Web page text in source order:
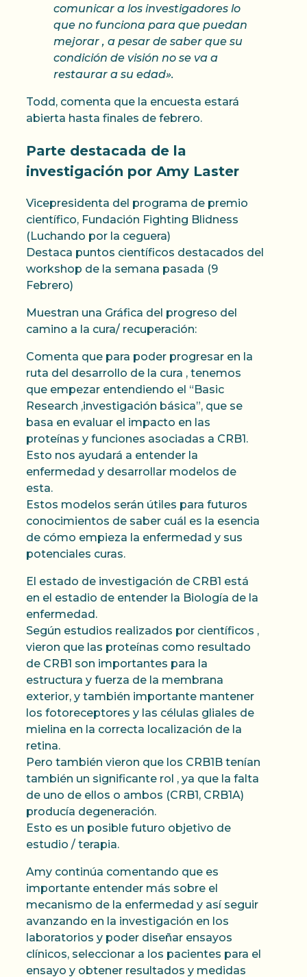
comunicar a los investigadores lo
que no funciona para que puedan
mejorar , a pesar de saber que su
condición de visión no se va a
restaurar a su edad».
Todd, comenta que la encuesta estará
abierta hasta finales de febrero.
Parte destacada de la
investigación por Amy Laster
Vicepresidenta del programa de premio
científico, Fundación Fighting Blidness
(Luchando por la ceguera)
Destaca puntos científicos destacados del
workshop de la semana pasada (9
Febrero)
Muestran una Gráfica del progreso del
camino a la cura/ recuperación:
Comenta que para poder progresar en la
ruta del desarrollo de la cura , tenemos
que empezar entendiendo el “Basic
Research ,investigación básica”, que se
basa en evaluar el impacto en las
proteínas y funciones asociadas a CRB1.
Esto nos ayudará a entender la
enfermedad y desarrollar modelos de
esta.
Estos modelos serán útiles para futuros
conocimientos de saber cuál es la esencia
de cómo empieza la enfermedad y sus
potenciales curas.
El estado de investigación de CRB1 está
en el estadio de entender la Biología de la
enfermedad.
Según estudios realizados por científicos ,
vieron que las proteínas como resultado
de CRB1 son importantes para la
estructura y fuerza de la membrana
exterior, y también importante mantener
los fotoreceptores y las células gliales de
mielina en la correcta localización de la
retina.
Pero también vieron que los CRB1B tenían
también un significante rol , ya que la falta
de uno de ellos o ambos (CRB1, CRB1A)
producía degeneración.
Esto es un posible futuro objetivo de
estudio / terapia.
Amy continúa comentando que es
importante entender más sobre el
mecanismo de la enfermedad y así seguir
avanzando en la investigación en los
laboratorios y poder diseñar ensayos
clínicos, seleccionar a los pacientes para el
ensayo y obtener resultados y medidas